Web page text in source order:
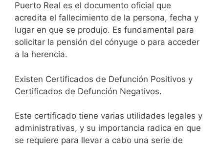
Puerto Real es el documento oficial que
acredita el fallecimiento de la persona, fecha y
lugar en que se produjo. Es fundamental para
solicitar la pensión del cónyuge o para acceder
a la herencia.
Existen Certificados de Defunción Positivos y
Certificados de Defunción Negativos.
Este certificado tiene varias utilidades legales y
administrativas, y su importancia radica en que
se requiere para llevar a cabo una serie de